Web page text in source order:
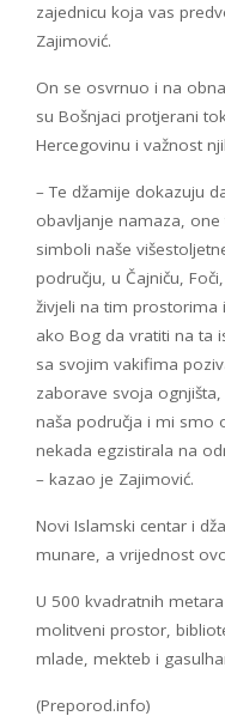
zajednicu koja vas
Zajimović.
On se osvrnuo i na
su Bošnjaci protjerani
Hercegovinu i važnost
– Te džamije dokazuju
obavljanje namaza,
simboli naše
području, u Čajniču,
živjeli na tim
ako Bog da vratiti na ta
sa svojim vakifima
zaborave svoja
naša područja i mi smo
nekada egzistirala na
– kazao je Zajimović.
Novi Islamski centar i
munare, a vrijednost
U 500 kvadratnih
molitveni prostor,
mlade, mekteb i
(Preporod.info)